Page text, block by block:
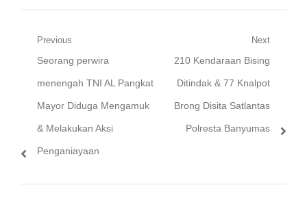
Navigasi
pos
Previous
Previous
post:
Seorang perwira
menengah TNI AL Pangkat
Mayor Diduga Mengamuk
& Melakukan Aksi
Penganiayaan
Next
Next
post:
210 Kendaraan Bising
Ditindak & 77 Knalpot
Brong Disita Satlantas
Polresta Banyumas